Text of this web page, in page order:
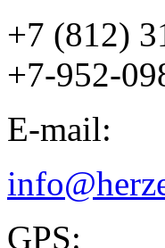
+7 (812)
+7-952-
E-mail:
GPS: